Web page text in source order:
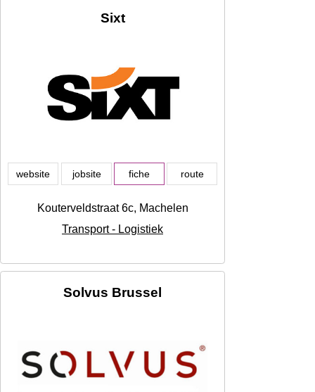
Sixt
website jobsite fiche route
Kouterveldstraat 6c, Machelen
Transport - Logistiek
Solvus Brussel